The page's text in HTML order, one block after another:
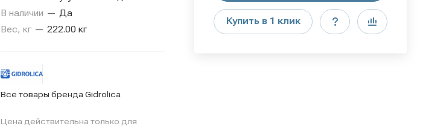
Купить в 1 клик
В наличии — Да
Вес, кг — 222.00 кг
Все товары бренда Gidrolica
Цена действительна только для